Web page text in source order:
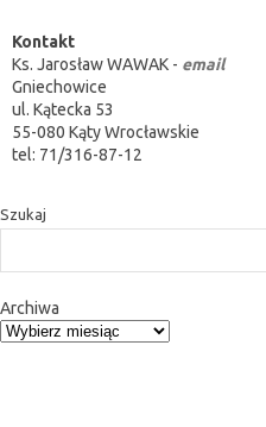
Kontakt
Ks. Jarosław WAWAK - email
Gniechowice
ul. Kątecka 53
55-080 Kąty Wrocławskie
tel: 71/316-87-12
Szukaj
Archiwa